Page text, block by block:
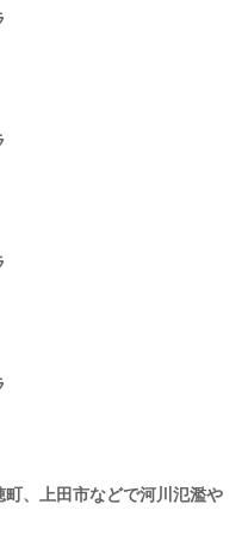
、上田市などで河川氾濫や